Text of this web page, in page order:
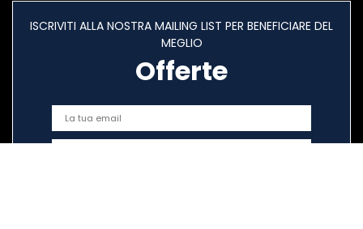
ISCRIVITI ALLA NOSTRA MAILING LIST PER BENEFICIARE DEL
MEGLIO
Offerte